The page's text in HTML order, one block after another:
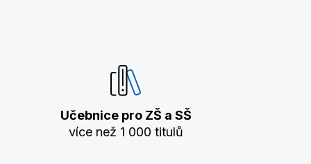
Učebnice pro ZŠ a SŠ
více než 1 000 titulů